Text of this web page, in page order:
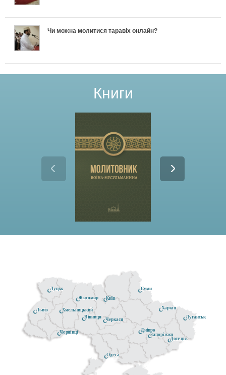
Чи можна молитися таравіх онлайн?
Книги
Донецьк
Житомир
Черкаси
Чернівці
Київ
Луганськ
Хмельницький
Луцьк
Дніпро
Одеса
Суми
Вінниця
Запоріжжя
Львів Харків